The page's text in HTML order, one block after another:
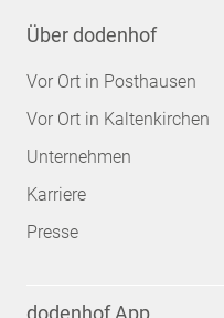
Über dodenhof
Vor Ort in Posthausen
Vor Ort in Kaltenkirchen
Unternehmen
Karriere
Presse
dodenhof App